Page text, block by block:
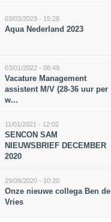
03/03/2023 - 15:28
Aqua Nederland 2023
03/01/2022 - 08:49
Vacature Management
assistent M/V (28-36 uur per
w...
11/01/2021 - 12:02
SENCON SAM
NIEUWSBRIEF DECEMBER
2020
29/09/2020 - 10:20
Onze nieuwe collega Ben de
Vries